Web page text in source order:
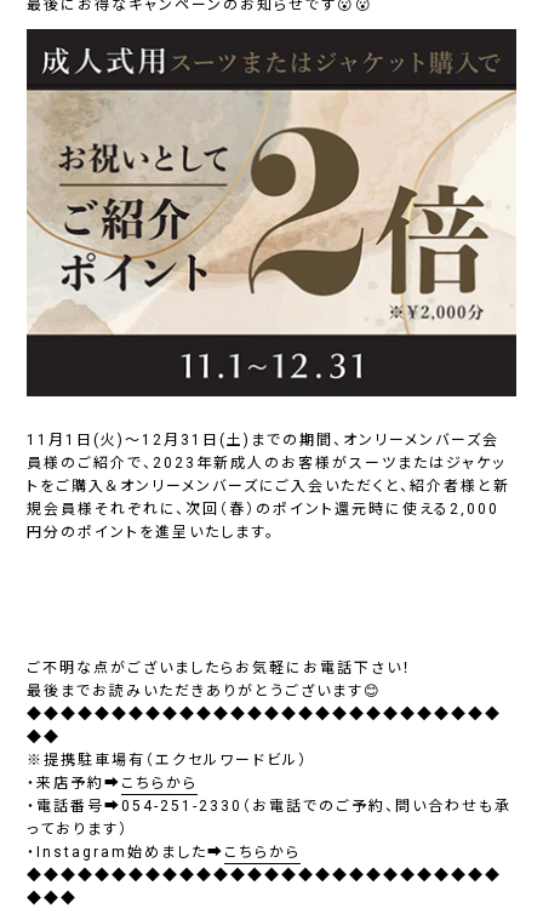
最後にお得なキャンペーンのお知らせです😮😮
11月1日(火)～12月31日(土)までの期間、オンリーメンバーズ会
員様のご紹介で、2023年新成人のお客様がスーツまたはジャケッ
トをご購入＆オンリーメンバーズにご入会いただくと、紹介者様と新
規会員様それぞれに、次回（春）のポイント還元時に使える2,000
円分のポイントを進呈いたします。
ご不明な点がございましたらお気軽にお電話下さい！
最後までお読みいただきありがとうございます😊
◆◆◆◆◆◆◆◆◆◆◆◆◆◆◆◆◆◆◆◆◆◆◆◆◆◆◆◆
◆◆
※提携駐車場有（エクセルワードビル）
・来店予約➡ こちらから
・電話番号➡054-251-2330（お電話でのご予約、問い合わせも承
っております）
・Instagram始めました➡ こちらから
◆◆◆◆◆◆◆◆◆◆◆◆◆◆◆◆◆◆◆◆◆◆◆◆◆◆◆◆
◆◆◆